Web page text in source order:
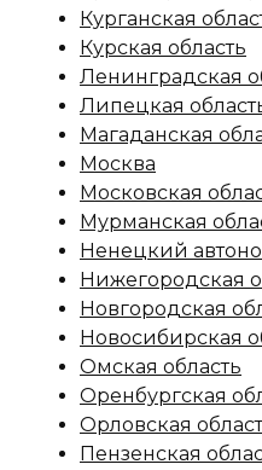
Курганская
Курская область
Ленинградская
Липецкая
Магаданская
Москва
Московская
Мурманская
Ненецкий
Нижегородская
Новгородская
Новосибирская
Омская область
Оренбургская
Орловская
Пензенская